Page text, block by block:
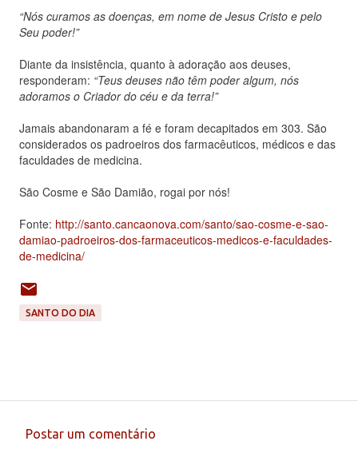
“Nós curamos as doenças, em nome de Jesus Cristo e pelo
Seu poder!”
Diante da insistência, quanto à adoração aos deuses,
responderam: “Teus deuses não têm poder algum, nós
adoramos o Criador do céu e da terra!”
Jamais abandonaram a fé e foram decapitados em 303. São
considerados os padroeiros dos farmacêuticos, médicos e das
faculdades de medicina.
São Cosme e São Damião, rogai por nós!
Fonte: http://santo.cancaonova.com/santo/sao-cosme-e-sao-
damiao-padroeiros-dos-farmaceuticos-medicos-e-faculdades-
de-medicina/
SANTO DO DIA
Postar um comentário